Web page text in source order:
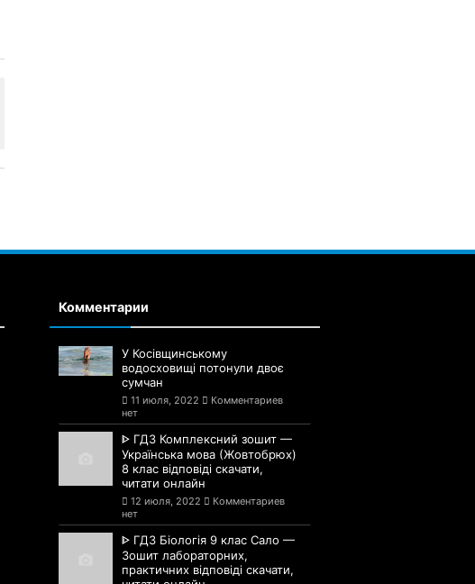
Комментарии
У Косівщинському
водосховищі потонули двоє
сумчан
11 июля, 2022
Комментариев
нет
ᐈ ГДЗ Комплексний зошит —
Українська мова (Жовтобрюх)
8 клас відповіді скачати,
читати онлайн
12 июля, 2022
Комментариев
нет
ᐈ ГДЗ Біологія 9 клас Сало —
Зошит лабораторних,
практичних відповіді скачати,